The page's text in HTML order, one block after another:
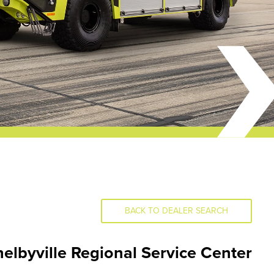
BACK TO DEALER SEARCH
Regional Service Center